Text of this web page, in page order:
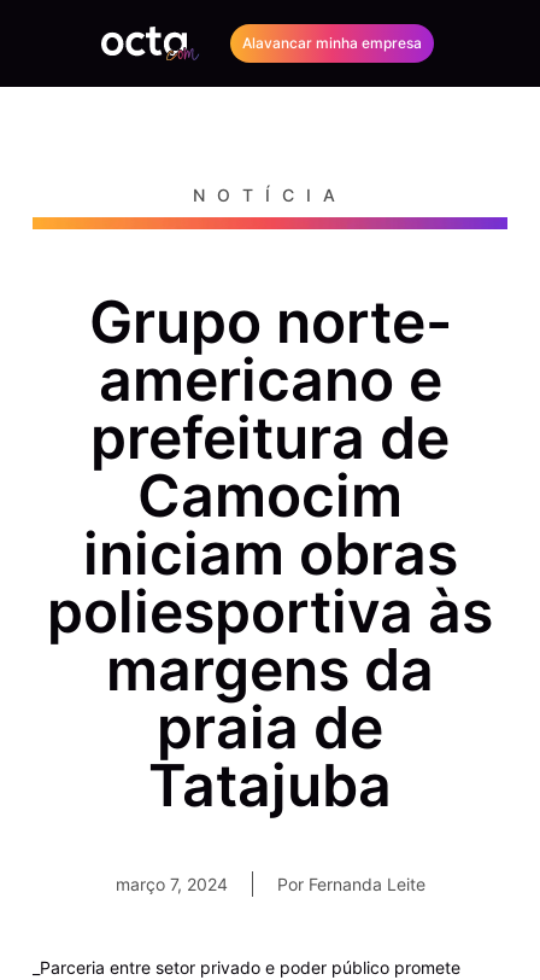
Alavancar minha empresa
NOTÍCIA
Grupo norte-
americano e
prefeitura de
Camocim
iniciam obras
poliesportiva às
margens da
praia de
Tatajuba
março 7, 2024 PorFernanda Leite
_Parceria entre setor privado e poder público promete